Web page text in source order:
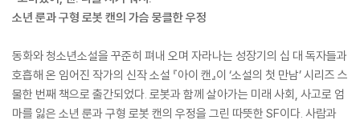
소년 룬과 구형 로봇 캔의 가슴 뭉클한 우정
동화와 청소년소설을 꾸준히 펴내 오며 자라나는 성장기의 십 대 독자들과
호흡해 온 임어진 작가의 신작 소설 『아이 캔』이 ‘소설의 첫 만남’ 시리즈 스
물한 번째 책으로 출간되었다. 로봇과 함께 살아가는 미래 사회, 사고로 엄
마를 잃은 소년 룬과 구형 로봇 캔의 우정을 그린 따뜻한 SF이다. 사람과